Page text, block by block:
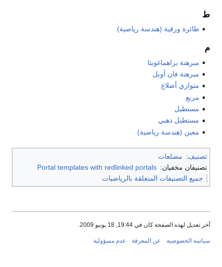
ط
طائرة ورقية (هندسة رياضية)
م
مبرهنة براهماغوبتا
مبرهنة فان أوبل
متوازي أضلاع
مربع
مستطيل
مستطيل ذهبي
معين (هندسة رياضية)
تصنيف: مضلعات
تصنيفان مخفيان: Portal templates with redlinked portals
جميع التصنيفات المتعلقة بالرياضيات
آخر تعديل لهذه الصفحة كان في 19:44, 18 يونيو 2009.
سياسة الخصوصية عن المعرفة عدم مسؤولية